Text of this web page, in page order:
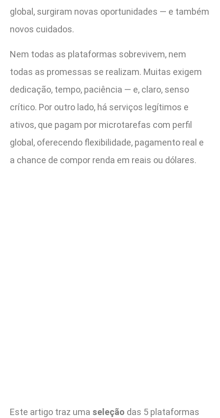
global, surgiram novas oportunidades — e também
novos cuidados.
Nem todas as plataformas sobrevivem, nem
todas as promessas se realizam. Muitas exigem
dedicação, tempo, paciência — e, claro, senso
crítico. Por outro lado, há serviços legítimos e
ativos, que pagam por microtarefas com perfil
global, oferecendo flexibilidade, pagamento real e
a chance de compor renda em reais ou dólares.
Este artigo traz uma seleção das 5 plataformas